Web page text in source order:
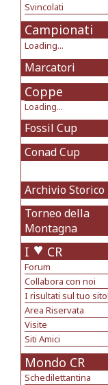
Svincolati
Campionati
Loading...
Marcatori
Coppe
Loading...
Fossil Cup
Conad Cup
Archivio Storico
Torneo della
Montagna
I CR
Forum
Collabora con noi
I risultati sul tuo sito!
Area Riservata
Visite
Siti Amici
Mondo CR
Schedilettantina